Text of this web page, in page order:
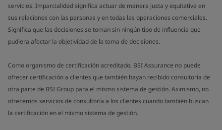
servicios. Imparcialidad significa actuar de manera justa y equitativa en
sus relaciones con las personas y en todas las operaciones comerciales.
Significa que las decisiones se toman sin ningún tipo de influencia que
pudiera afectar la objetividad de la toma de decisiones.
Como organismo de certificación acreditado, BSI Assurance no puede
ofrecer certificación a clientes que también hayan recibido consultoría de
otra parte de BSI Group para el mismo sistema de gestión. Asimismo, no
ofrecemos servicios de consultoría a los clientes cuando también buscan
la certificación en el mismo sistema de gestión.